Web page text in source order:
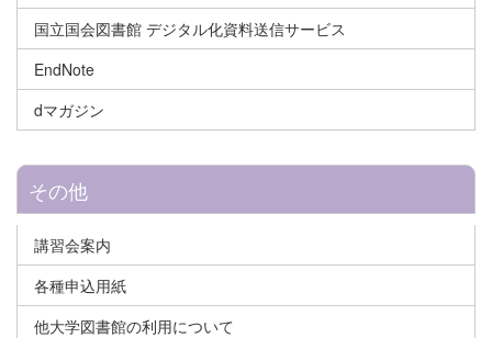
国立国会図書館 デジタル化資料送信サービス
EndNote
dマガジン
その他
講習会案内
各種申込用紙
他大学図書館の利用について